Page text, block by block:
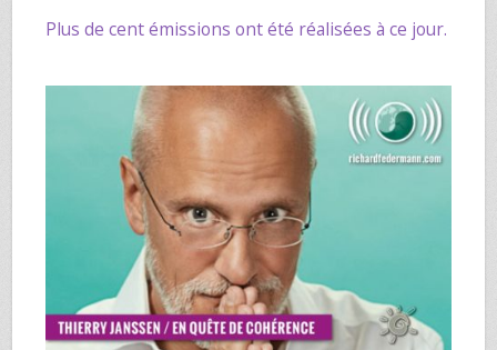
Plus de cent émissions ont été réalisées à ce jour.